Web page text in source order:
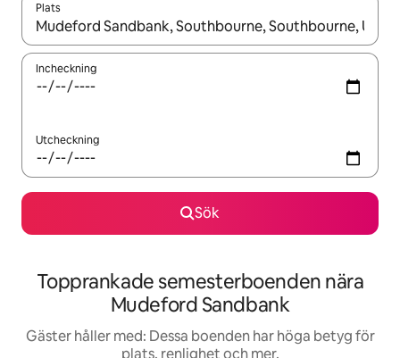
Plats
När resultaten är tillgängliga kan du navigera med upp- och
Incheckning
Utcheckning
Sök
Topprankade semesterboenden nära
Mudeford Sandbank
Gäster håller med: Dessa boenden har höga betyg för
plats, renlighet och mer.